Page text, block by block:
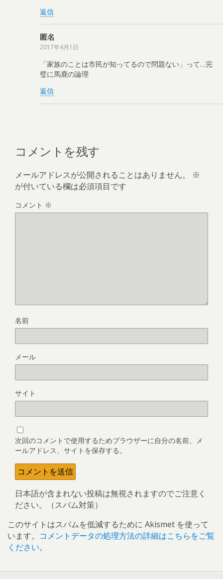
返信
匿名
2017年4月1日
「家族のことは市民が知ってるので問題ない」って…完
璧に馬鹿の論理
返信
コメントを残す
メールアドレスが公開されることはありません。
※
が付いている欄は必須項目です
コメント ※
名前
メール
サイト
次回のコメントで使用するためブラウザーに自分の名前、メ
ールアドレス、サイトを保存する。
日本語が含まれない投稿は無視されますのでご注意く
ださい。（スパム対策）
このサイトはスパムを低減するために Akismet を使って
います。 コメントデータの処理方法の詳細はこちらをご覧
ください。